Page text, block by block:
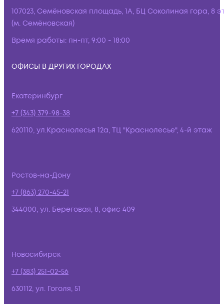
107023, Семёновская площадь, 1А, БЦ Соколиная гора, 8
(м. Семёновская)
Время работы: пн-пт, 9:00 - 18:00
ОФИСЫ В ДРУГИХ ГОРОДАХ
Екатеринбург
+7 (343) 379-98-38
620110, ул.Краснолесья 12а, ТЦ "Краснолесье", 4-й этаж
Ростов-на-Дону
+7 (863) 270-45-21
344000, ул. Береговая, 8, офис 409
Новосибирск
+7 (383) 251-02-56
630112, ул. Гоголя, 51